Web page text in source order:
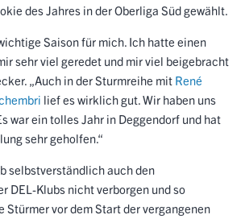
des Jahres in der Oberliga Süd gewählt.
Saison für mich. Ich hatte einen
sehr viel geredet und mir viel beigebracht
„Auch in der Sturmreihe mit René
lief es wirklich gut. Wir haben uns
war ein tolles Jahr in Deggendorf und hat
sehr geholfen.“
selbstverständlich auch den
DEL-Klubs nicht verborgen und so
Stürmer vor dem Start der vergangenen